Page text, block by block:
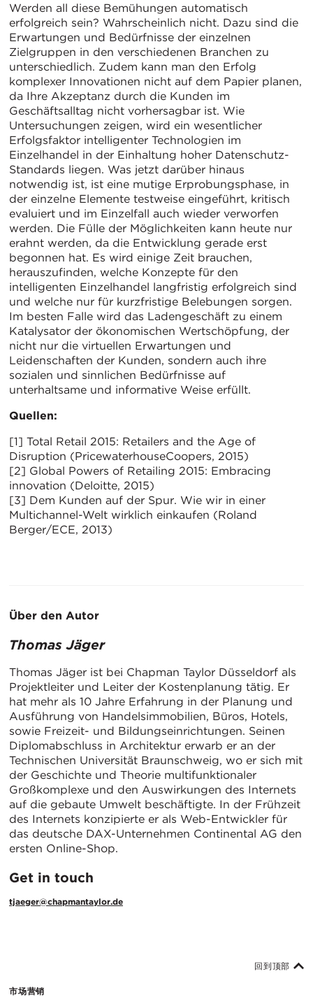
Werden all diese Bemühungen automatisch
erfolgreich sein? Wahrscheinlich nicht. Dazu sind die
Erwartungen und Bedürfnisse der einzelnen
Zielgruppen in den verschiedenen Branchen zu
unterschiedlich. Zudem kann man den Erfolg
komplexer Innovationen nicht auf dem Papier planen,
da Ihre Akzeptanz durch die Kunden im
Geschäftsalltag nicht vorhersagbar ist. Wie
Untersuchungen zeigen, wird ein wesentlicher
Erfolgsfaktor intelligenter Technologien im
Einzelhandel in der Einhaltung hoher Datenschutz-
Standards liegen. Was jetzt darüber hinaus
notwendig ist, ist eine mutige Erprobungsphase, in
der einzelne Elemente testweise eingeführt, kritisch
evaluiert und im Einzelfall auch wieder verworfen
werden. Die Fülle der Möglichkeiten kann heute nur
erahnt werden, da die Entwicklung gerade erst
begonnen hat. Es wird einige Zeit brauchen,
herauszufinden, welche Konzepte für den
intelligenten Einzelhandel langfristig erfolgreich sind
und welche nur für kurzfristige Belebungen sorgen.
Im besten Falle wird das Ladengeschäft zu einem
Katalysator der ökonomischen Wertschöpfung, der
nicht nur die virtuellen Erwartungen und
Leidenschaften der Kunden, sondern auch ihre
sozialen und sinnlichen Bedürfnisse auf
unterhaltsame und informative Weise erfüllt.
Quellen:
[1] Total Retail 2015: Retailers and the Age of
Disruption (PricewaterhouseCoopers, 2015)
[2] Global Powers of Retailing 2015: Embracing
innovation (Deloitte, 2015)
[3] Dem Kunden auf der Spur. Wie wir in einer
Multichannel-Welt wirklich einkaufen (Roland
Berger/ECE, 2013)
Über den Autor
Thomas Jäger
Thomas Jäger ist bei Chapman Taylor Düsseldorf als
Projektleiter und Leiter der Kostenplanung tätig. Er
hat mehr als 10 Jahre Erfahrung in der Planung und
Ausführung von Handelsimmobilien, Büros, Hotels,
sowie Freizeit- und Bildungseinrichtungen. Seinen
Diplomabschluss in Architektur erwarb er an der
Technischen Universität Braunschweig, wo er sich mit
der Geschichte und Theorie multifunktionaler
Großkomplexe und den Auswirkungen des Internets
auf die gebaute Umwelt beschäftigte. In der Frühzeit
des Internets konzipierte er als Web-Entwickler für
das deutsche DAX-Unternehmen Continental AG den
ersten Online-Shop.
Get in touch
tjaeger@chapmantaylor.de
市场营销
回到顶部